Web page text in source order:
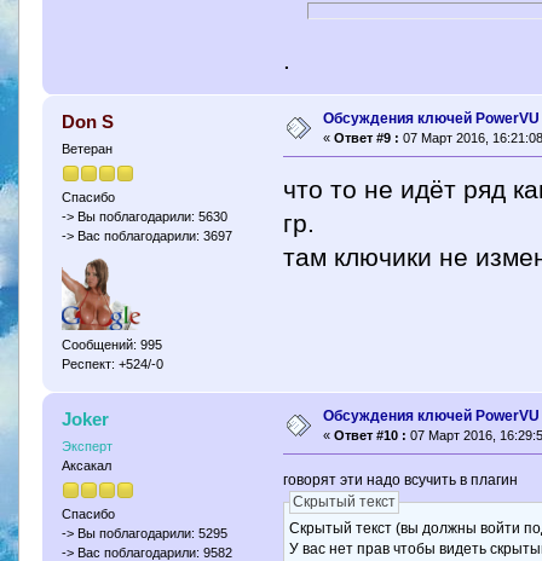
.
Don S
Ветеран
Спасибо
-> Вы поблагодарили: 5630
-> Вас поблагодарили: 3697
Сообщений: 995
Респект: +524/-0
Обсуждения ключей PowerVU
« Ответ #9 : 07 Март 2016,
что то не идёт ряд
гр.
там ключики не
Joker
Эксперт
Аксакал
Спасибо
-> Вы поблагодарили: 5295
-> Вас поблагодарили: 9582
Обсуждения ключей PowerVU
« Ответ #10 : 07 Март 2016,
говорят эти надо всучить в плагин
Скрытый текст
Скрытый текст (вы должны войти
У вас нет прав чтобы видеть